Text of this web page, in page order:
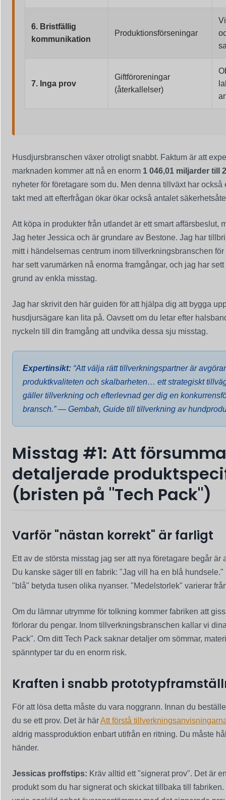
6. Bristfällig
kommunikation
Produktionsförseningar
7. Inga prov
Giftföroreningar
(återkallelser)
Husdjursbranschen växer otroligt snabbt. Faktum är att
marknaden kommer att nå en enorm 1 046,01 miljarder till
nyheter för företagare som du. Men denna tillväxt har också
takt med att efterfrågan ökar ökar också antalet
Att köpa in produkter från utlandet är ett smart affärsbeslut,
Jag heter Jessica och är grundare av Bestone. Jag har
mitt i händelsernas centrum inom tillverkningsbranschen
har sett varumärken nå enorma framgångar, och jag har
grund av enkla misstag.
Jag har skrivit den här guiden för att hjälpa dig att bygga
husdjursägare kan lita på. Oavsett om du letar efter
nyckeln till din framgång att undvika dessa sju misstag.
Expertinsikt: “Att välja rätt tillverkningspartner är
produktkvaliteten och skalbarheten… ett strategiskt
gäller tillverkning och efterlevnad ger dig en
bransch.” — Gembah, Guide till tillverkning av
Misstag #1: Att försumma
detaljerade
(bristen på "Tech Pack")
Varför "nästan korrekt" är farligt
Ett av de största misstag jag ser att nya företagare begår är
Du kanske säger till en fabrik: "Jag vill ha en blå
"blå" betyda tusen olika nyanser. "Medelstorlek" varierar
Om du lämnar utrymme för tolkning kommer fabriken att
förlorar du pengar. Inom tillverkningsbranschen kallar vi
Pack". Om ditt Tech Pack saknar detaljer om sömmar,
spänntyper tar du en enorm risk.
Kraften i snabb
För att lösa detta måste du vara noggrann. Innan du
du se ett prov. Det är härAtt förstå
aldrig massproduktion enbart utifrån en ritning. Du måste
händer.
Jessicas proffstips: Kräv alltid ett "signerat prov". Det är
produkt som du har signerat och skickat tillbaka till